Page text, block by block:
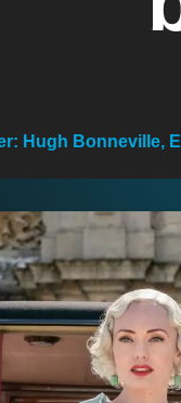
Hugh Bonneville,